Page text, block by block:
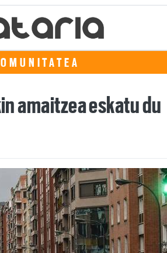
amaitzea eskatu du